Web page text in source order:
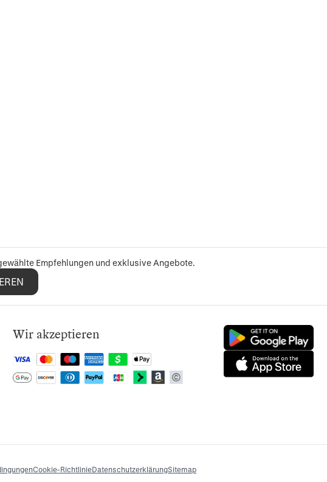
Empfehlungen und exklusive Angebote.
Wir akzeptieren
Cookie-RichtlinieDatenschutzerklärungSitemap